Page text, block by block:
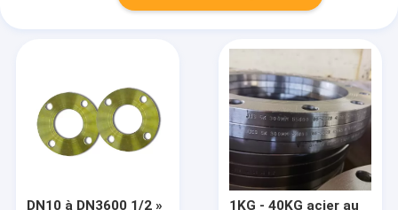
DN10 à DN3600 1/2 »
1KG - 40KG acier au